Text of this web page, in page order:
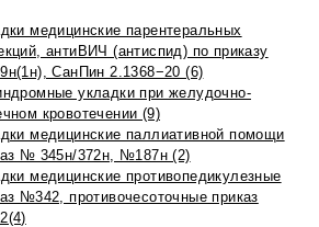
медицинские парентеральных
антиВИЧ (антиспид) по приказу
СанПин 2.1368−20 (6)
укладки при желудочно-
кровотечении (9)
медицинские паллиативной помощи
№ 345н/372н, №187н (2)
медицинские противопедикулезные
№342, противочесоточные приказ